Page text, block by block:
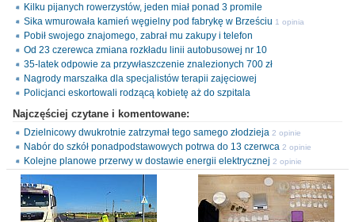
Kilku pijanych rowerzystów, jeden miał ponad 3 promile
Sika wmurowała kamień węgielny pod fabrykę w Brześciu 1 opinia
Pobił swojego znajomego, zabrał mu zakupy i telefon
Od 23 czerewca zmiana rozkładu linii autobusowej nr 10
35-latek odpowie za przywłaszczenie znalezionych 700 zł
Nagrody marszałka dla specjalistów terapii zajęciowej
Policjanci eskortowali rodzącą kobietę aż do szpitala
Najczęściej czytane i komentowane:
Dzielnicowy dwukrotnie zatrzymał tego samego złodzieja 2 opinie
Nabór do szkół ponadpodstawowych potrwa do 13 czerwca 2 opinie
Kolejne planowe przerwy w dostawie energii elektrycznej 2 opinie